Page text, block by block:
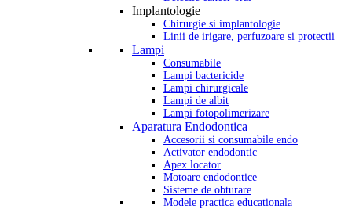
Implantologie
Chirurgie si implantologie
Linii de irigare, perfuzoare si protectii
Lampi
Consumabile
Lampi bactericide
Lampi chirurgicale
Lampi de albit
Lampi fotopolimerizare
Aparatura Endodontica
Accesorii si consumabile endo
Activator endodontic
Apex locator
Motoare endodontice
Sisteme de obturare
Modele practica educationala